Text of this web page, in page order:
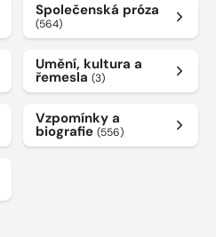
Společenská próza
(564)
Umění, kultura a
řemesla (3)
Vzpomínky a
biografie (556)